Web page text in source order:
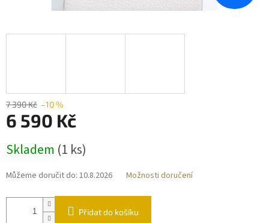
7 390 Kč –10 %
6 590 Kč
cena:
Skladem (1 ks)
Můžeme doručit do: 10.8.2026 Možnosti doručení
Přidat do košíku